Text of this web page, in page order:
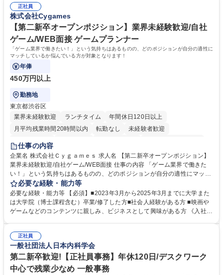
表するインフラ企業 #ポテンシャル採用
72.html ■エネルギーセキュリティの不安定化や気候変動による自然災害の
甚大化など、これまで以上に社会課題解決の重要性が高まっています。
「未来の日常」の創造に向けて持続可能な社会の実現に貢献してまいりま
す。 学歴・資格 学歴：大学院 大学 語学力： 資格：
正社員
株式会社Cygames
【第二新卒オープンポジション】業界未経験歓迎/自社
ゲーム/WEB面接 ゲームプランナー
「ゲーム業界で働きたい！」という気持ちはあるものの、どのポジションが自分の適性に
マッチしているか悩んでいる方が対象となります！
年俸
450万円以上
勤務地
東京都渋谷区
業界未経験歓迎
ランチタイム
年間休日120日以上
月平均残業時間20時間以内
転勤なし
未経験者歓迎
住宅手当あり
交通費支給
土日祝休み 服装自由 昼食補助あり
第二新卒歓迎
食事補助あり
仕事の内容
企業名 株式会社Ｃｙｇａｍｅｓ 求人名 【第二新卒オープンポジション】
業界未経験歓迎/自社ゲーム/WEB面接 仕事の内容 「ゲーム業界で働きた
い！」という気持ちはあるものの、どのポジションが自分の適性にマッチ
しているか悩んでいる方が対象となります！ 総合職（プランナー/データ
アナリストなど）、技術職（開発エンジニ ア/インフラエンジニアな
ど）、デザイン職（デザイナー/イラストレ ーターなど）等から、面接で
ご希望と適正にマッチしたポジションをご案内いたします。ゲームやエン
のご応募をお待ちしております。 募集職種 【第二新卒オープンポジショ
ン】業界未経験歓迎/自社ゲーム/WEB面接
必要な経験・能力等
必要な経験・能力等 【必須】■2023年3月から2025年3月までに大学また
は大学院（博士課程含む）卒業/修了した方■社会人経験がある方 ■映画や
ゲームなどのコンテンツに親しみ、ビジネスとして興味がある方 《入社実
正社員
一般社団法人日本内科学会
第二新卒歓迎!【正社員事務】年休120日/デスクワーク
中心で残業少なめ 一般事務